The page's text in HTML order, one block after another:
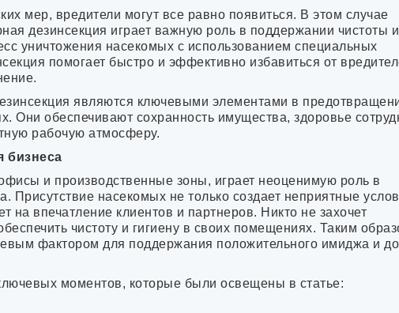
Бирск
Богданович
Бологое
Бор
Бузулук
Великие Луки
Великий Новгород
Великий Устюг
Верхняя Пышма
Верхняя Салда
Верхняя Тура
Видное
Вичуга
Волжск
Волхов
мер, вредители могут все равно появиться. В этом случае
дезинсекция играет важную роль в поддержании чистоты и
уничтожения насекомых с использованием специальных
помогает быстро и эффективно избавиться от
являются ключевыми элементами в
Они обеспечивают сохранность имущества, здоровье
рабочую атмосферу.
бизнеса
и производственные зоны, играет неоценимую роль в
Присутствие насекомых не только создает неприятные
на впечатление клиентов и партнеров. Никто не захочет
чистоту и гигиену в своих помещениях. Таким
фактором для поддержания положительного имиджа и
моментов, которые были освещены в статье: